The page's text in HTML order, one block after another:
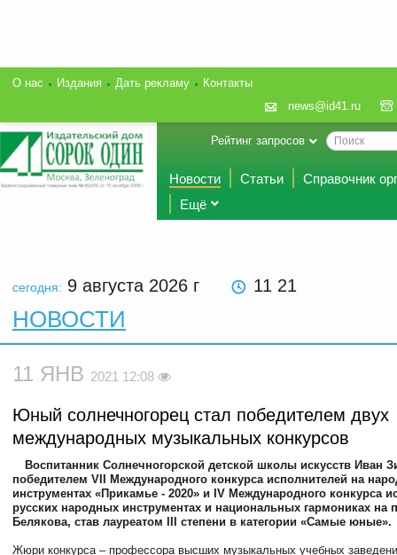
О нас Издания Дать рекламу
Контакты
news@id41.ru
Рейтинг запросов
Новости Статьи
Справочник
Ещё
сегодня: 9 августа 2026 г 11 21
НОВОСТИ
11 ЯНВ 2021 12:08
Юный солнечногорец стал победителем двух
международных музыкальных конкурсов
Воспитанник Солнечногорской детской школы искусств Иван
победителем VII Международного конкурса исполнителей на
инструментах «Прикамье - 2020» и IV Международного конкурса
русских народных инструментах и национальных гармониках на
Белякова, став лауреатом III степени в категории «Самые юные».
Жюри конкурса – профессора высших музыкальных учебных